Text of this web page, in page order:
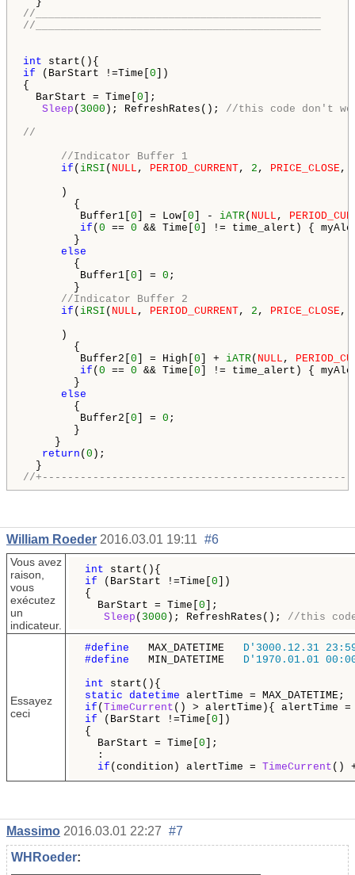
//_____________________________________________
//_____________________________________________
int
if (BarStart !=Time[0])
{
BarStart = Time[0];
Sleep ( 3000 ); RefreshRates(); //this code don't
//
//Indicator Buffer 1
if ( iRSI ( NULL , PERIOD_CURRENT, 2 , PRICE_CLOSE,
)
{
Buffer1[0] = Low[0] - iATR( NULL ,
if (0 == 0 && Time[0] != time_alert) {
}
else
{
Buffer1[0] = 0 ;
}
//Indicator Buffer 2
if ( iRSI ( NULL , PERIOD_CURRENT, 2 , PRICE_CLOSE,
)
{
Buffer2[0] = High[0] + iATR( NULL ,
if (0 == 0 && Time[0] != time_alert) {
}
else
{
Buffer2[0] = 0 ;
}
}
return (0 );
//
William Roeder 2016.03.01 19:11 #6
Vous avez
raison,
vous
exécutez
un
indicateur.
int
if (BarStart !=Time[ 0 ])
{
BarStart = Time[ 0 ];
Sleep ( 3000 ); RefreshRates(); //this
Essayez
ceci
#define MAX_DATETIME D'3000.12.31
#define
MIN_DATETIME D'1970.01.01
int
static datetime
if ( TimeCurrent () > alertTime){ alertTime =
if (BarStart !=Time[ 0 ])
{
BarStart = Time[ 0 ];
:
if (condition) alertTime = TimeCurrent ()
Massimo 2016.03.01 22:27 #7
WHRoeder: